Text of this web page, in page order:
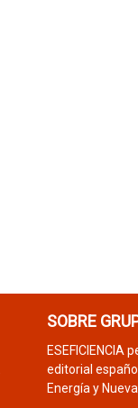
SOBRE
ESEFICIENCIA
editorial
Energía y